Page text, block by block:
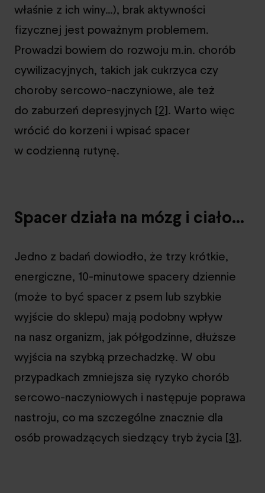
właśnie z ich winy…), brak aktywności
fizycznej jest poważnym problemem.
Prowadzi bowiem do rozwoju m.in. chorób
cywilizacyjnych, takich jak cukrzyca czy
choroby sercowo-naczyniowe, ale też
do zaburzeń depresyjnych [2]. Warto więc
wrócić do korzeni i wpisać spacer
w codzienną rutynę.
Spacer działa na mózg i ciało…
Jedno z badań dowiodło, że trzy krótkie,
energiczne, 10-minutowe spacery dziennie
(może to być spacer z psem lub szybkie
wyjście do sklepu) mają podobny wpływ
na nasz organizm, jak półgodzinne, dłuższe
wyjścia na szybką przechadzkę. W obu
przypadkach zmniejsza się ryzyko chorób
sercowo-naczyniowych i następuje poprawa
nastroju, co ma szczególne znacznie dla
osób prowadzących siedzący tryb życia [3].